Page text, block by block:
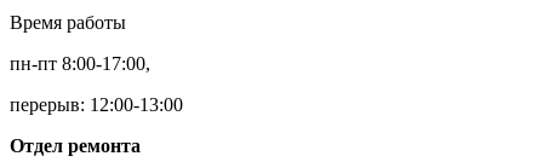
Время работы
пн-пт 8:00-17:00,
перерыв: 12:00-13:00
Отдел ремонта